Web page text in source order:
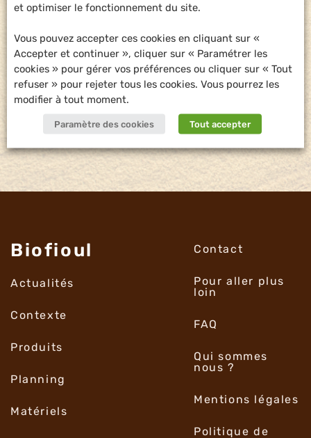
POUR ALLER
PLUS LOIN
DEMANDE
D'INFORMATIONS
Biofioul
Actualités
Contexte
Produits
Planning
Matériels
Contact
Pour aller plus
loin
FAQ
Qui sommes
nous ?
Mentions légales
Politique de
et optimiser le fonctionnement du site.
Vous pouvez accepter ces cookies en cliquant sur «
Accepter et continuer », cliquer sur « Paramétrer les
cookies » pour gérer vos préférences ou cliquer sur « Tout
refuser » pour rejeter tous les cookies. Vous pourrez les
modifier à tout moment.
Paramètre des cookies Tout accepter